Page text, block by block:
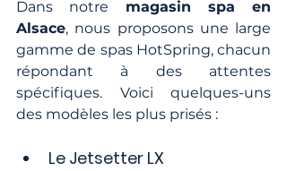
Dans notre magasin spa en
Alsace, nous proposons une large
gamme de spas HotSpring, chacun
répondant à des attentes
spécifiques. Voici quelques-uns
des modèles les plus prisés :
Le Jetsetter LX